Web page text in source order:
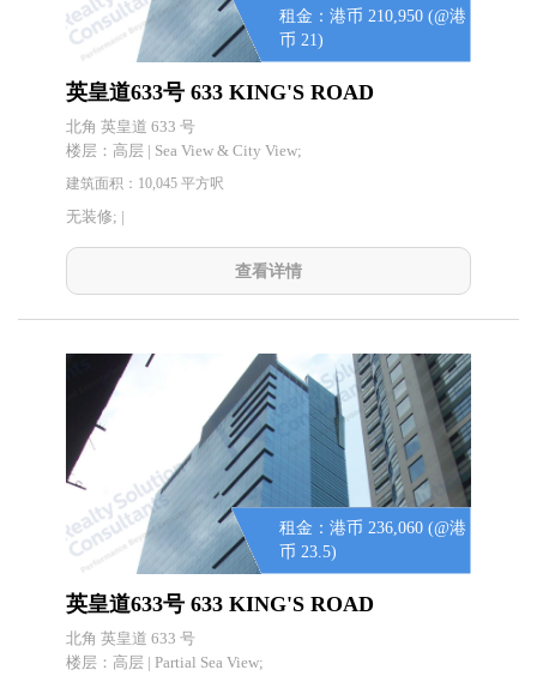
租金：港币 210,950 (@港
币 21)
英皇道633号 633 KING'S ROAD
北角 英皇道 633 号
楼层： 高层 | Sea View & City View;
建筑面积：10,045 平方呎
无装修; |
查看详情
租金：港币 236,060 (@港
币 23.5)
英皇道633号 633 KING'S ROAD
北角 英皇道 633 号
楼层： 高层 | Partial Sea View;